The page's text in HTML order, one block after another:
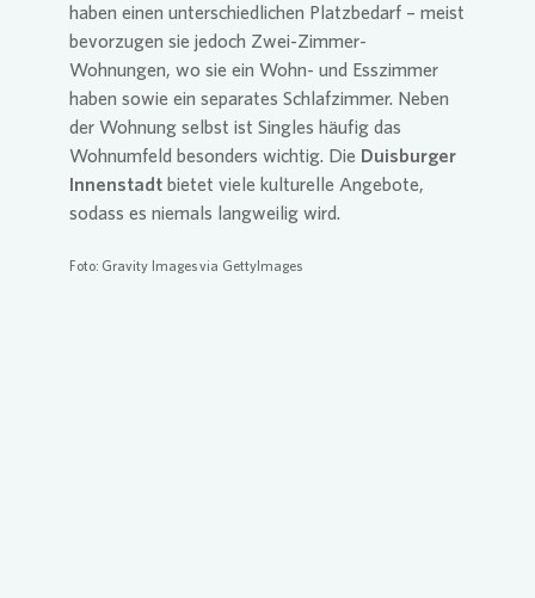
haben einen unterschiedlichen Platzbedarf – meist
bevorzugen sie jedoch Zwei-Zimmer-
Wohnungen, wo sie ein Wohn- und Esszimmer
haben sowie ein separates Schlafzimmer. Neben
der Wohnung selbst ist Singles häufig das
Wohnumfeld besonders wichtig. Die Duisburger
Innenstadt bietet viele kulturelle Angebote,
sodass es niemals langweilig wird.
Foto: Gravity Images via GettyImages